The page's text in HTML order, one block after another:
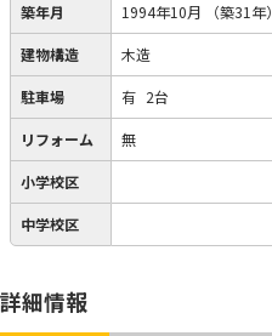
築年月 1994年10月 （築31年）
建物構造 木造
駐車場 有 2台
リフォーム 無
小学校区
中学校区
詳細情報